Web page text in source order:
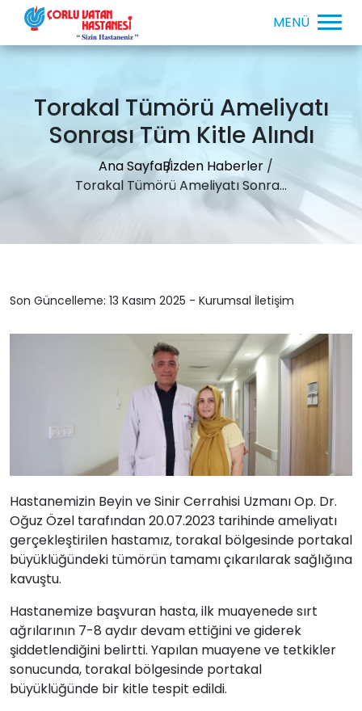
Torakal Tümörü Ameliyatı
Sonrası Tüm Kitle Alındı
Ana SayfaBizden Haberler
Torakal Tümörü Ameliyatı Sonra...
Son Güncelleme: 13 Kasım 2025 - Kurumsal İletişim
Hastanemizin Beyin ve Sinir Cerrahisi Uzmanı Op. Dr.
Oğuz Özel tarafından 20.07.2023 tarihinde ameliyatı
gerçekleştirilen hastamız, torakal bölgesinde portakal
büyüklüğündeki tümörün tamamı çıkarılarak sağlığına
kavuştu.
Hastanemize başvuran hasta, ilk muayenede sırt
ağrılarının 7-8 aydır devam ettiğini ve giderek
şiddetlendiğini belirtti. Yapılan muayene ve tetkikler
sonucunda, torakal bölgesinde portakal
büyüklüğünde bir kitle tespit edildi.